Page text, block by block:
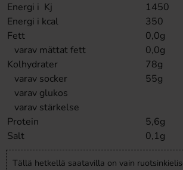
Energi i Kj
1450
Energi i kcal
350
Fett
0,0g
varav mättat fett
0,0g
Kolhydrater
78g
varav socker
55g
varav glukos
varav stärkelse
Protein
5,6g
Salt
0,1g
Tällä hetkellä saatavilla on vain